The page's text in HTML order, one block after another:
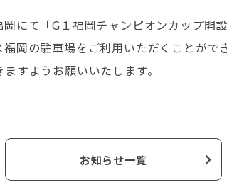
にて「G１福岡チャンピオンカップ開
岡の駐車場をご利用いただくことが
すようお願いいたします。
お知らせ一覧